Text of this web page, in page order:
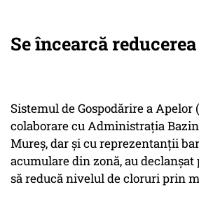
Se încearcă
Sistemul de Gospodărire a Apelor
colaborare cu Administraţia
Mureş, dar și cu reprezentanții
acumulare din zonă, au
să reducă nivelul de cloruri prin